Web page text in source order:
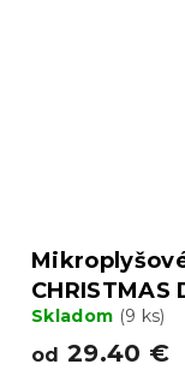
CHRISTMAS
Skladom (9 ks)
od 29.40 €